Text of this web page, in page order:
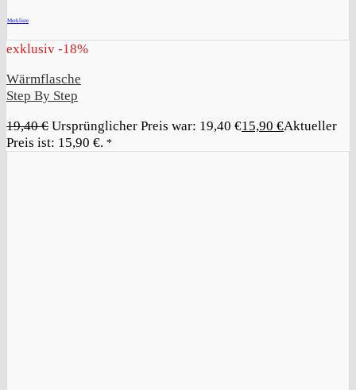
Merkliste
exklusiv -18%
Wärmflasche
Step By Step
19,40€ Ursprünglicher Preis war: 19,40 €15,90 €Aktueller
Preis ist: 15,90 €. *